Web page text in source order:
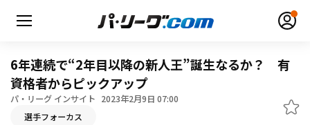
6年連続で“2年目以降の新人王”誕生なるか？ 有
資格者からピックアップ
パ・リーグ インサイト 2023年2月9日 07:00
選手フォーカス